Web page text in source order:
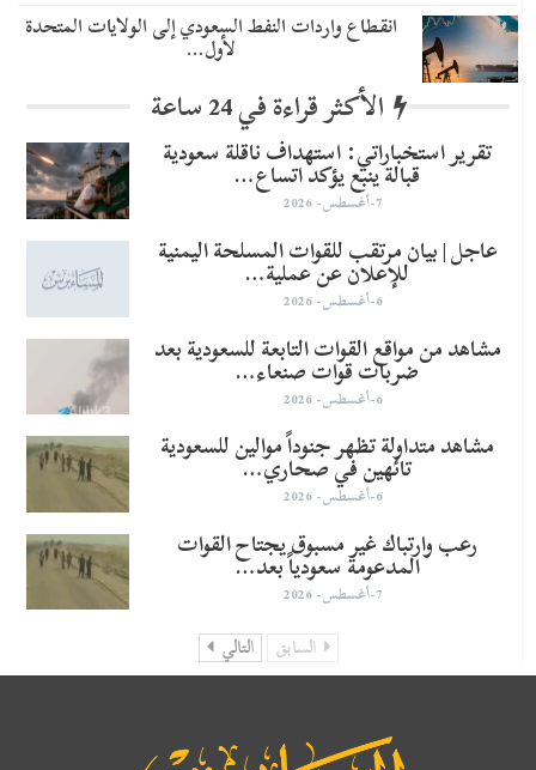
انقطاع واردات النفط السعودي إلى الولايات المتحدة
لأول…
الأكثر قراءة في 24 ساعة
تقرير استخباراتي: استهداف ناقلة سعودية
قبالة ينبع يؤكد اتساع…
7-أغسطس- 2026
عاجل | بيان مرتقب للقوات المسلحة اليمنية
للإعلان عن عملية…
6-أغسطس- 2026
مشاهد من مواقع القوات التابعة للسعودية بعد
ضربات قوات صنعاء…
6-أغسطس- 2026
مشاهد متداولة تظهر جنوداً موالين للسعودية
تائهين في صحاري…
6-أغسطس- 2026
رعب وارتباك غير مسبوق يجتاح القوات
المدعومة سعودياً بعد…
7-أغسطس- 2026
السابق التالي